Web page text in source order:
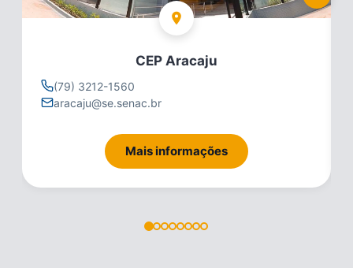
CEP Aracaju
(79) 3212-1560
aracaju@se.senac.br
Mais informações